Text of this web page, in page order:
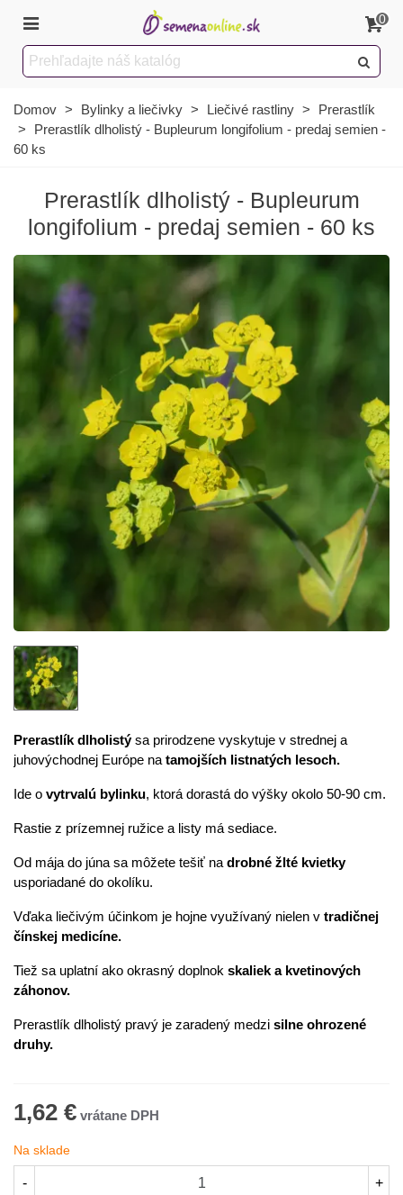
0
Domov > Bylinky a liečivky > Liečivé rastliny >
Prerastlík
>
Prerastlík dlholistý - Bupleurum longifolium - predaj semien -
60 ks
Prerastlík dlholistý - Bupleurum
longifolium - predaj semien - 60 ks
Prerastlík dlholistýsa prirodzene vyskytuje v strednej a
juhovýchodnej Európe na tamojších listnatých lesoch.
Ide o vytrvalú bylinku, ktorá dorastá do výšky okolo 50-90 cm.
Rastie z prízemnej ružice a listy má sediace.
Od mája do júna sa môžete tešiť na drobné žlté kvietky
usporiadané do okolíku.
Vďaka liečivým účinkom je hojne využívaný nielen v tradičnej
čínskej medicíne.
Tiež sa uplatní ako okrasný doplnok skaliek a kvetinových
záhonov.
Prerastlík dlholistý pravý je zaradený medzi silne ohrozené
druhy.
1,62 €
Na sklade
- +